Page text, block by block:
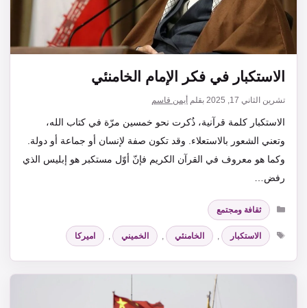
الاستكبار في فكر الإمام الخامنئي
تشرين الثاني 17, 2025 بقلم أيمن قاسم
الاستكبار كلمة قرآنية، ذُكرت نحو خمسين مرّة في كتاب الله،
وتعني الشعور بالاستعلاء. وقد تكون صفة لإنسان أو جماعة أو دولة.
وكما هو معروف في القرآن الكريم فإنّ أوّل مستكبر هو إبليس الذي
رفض…
التصنيفات
ثقافة ومجتمع
الوسوم
الاستكبار الخامنئي الخميني اميركا